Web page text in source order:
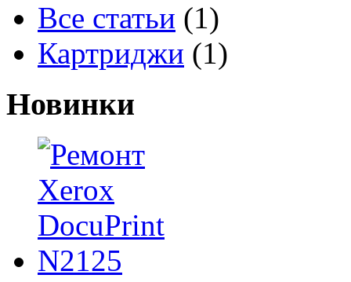
Все статьи (1)
Картриджи (1)
Новинки